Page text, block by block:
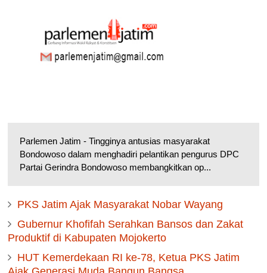
Parlemen Jatim - Tingginya antusias masyarakat
Bondowoso dalam menghadiri pelantikan pengurus DPC
Partai Gerindra Bondowoso membangkitkan op...
PKS Jatim Ajak Masyarakat Nobar Wayang
Gubernur Khofifah Serahkan Bansos dan Zakat
Produktif di Kabupaten Mojokerto
HUT Kemerdekaan RI ke-78, Ketua PKS Jatim